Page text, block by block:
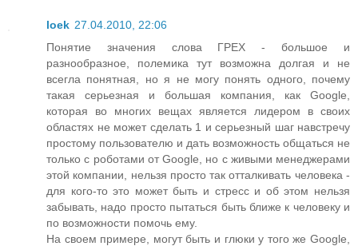
loek 27.04.2010, 22:06
Понятие значения слова ГРЕХ - большое и
разнообразное, полемика тут возможна долгая и не
всегла понятная, но я не могу понять одного, почему
такая серьезная и большая компания, как Google,
которая во многих вещах является лидером в своих
областях не может сделать 1 и серьезный шаг навстречу
простому пользователю и дать возможность общаться не
только с роботами от Google, но с живыми менеджерами
этой компании, нельзя просто так отталкивать человека -
для кого-то это может быть и стресс и об этом нельзя
забывать, надо просто пытаться быть ближе к человеку и
по возможности помочь ему.
На своем примере, могут быть и глюки у того же Google,